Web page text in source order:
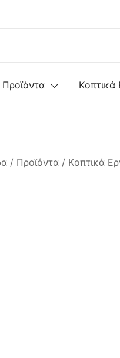
Kοπτικά
/ Προϊόντα / Kοπτικά